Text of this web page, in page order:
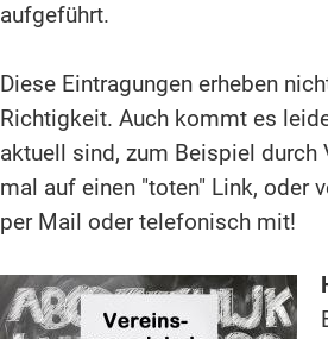
aufgeführt.
Diese Eintragungen erheben
Richtigkeit. Auch kommt es
aktuell sind, zum Beispiel durch
mal auf einen "toten" Link, oder
per Mail oder telefonisch mit!